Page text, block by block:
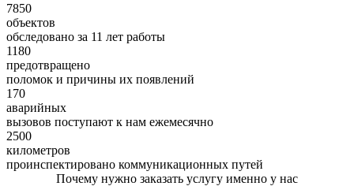
7850
объектов
обследовано за 11 лет работы
1180
предотвращено
поломок и причины их появлений
170
аварийных
вызовов поступают к нам ежемесячно
2500
километров
проинспектировано коммуникационных путей
Почему нужно заказать услугу именно у нас